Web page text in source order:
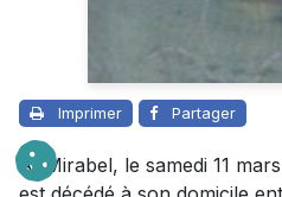
Imprimer Partager
À Mirabel, le samedi 11